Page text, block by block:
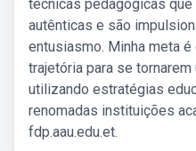
técnicas pedagógicas
autênticas e são
entusiasmo. Minha meta
trajetória para se
utilizando estratégias
renomadas instituições
fdp.aau.edu.et.